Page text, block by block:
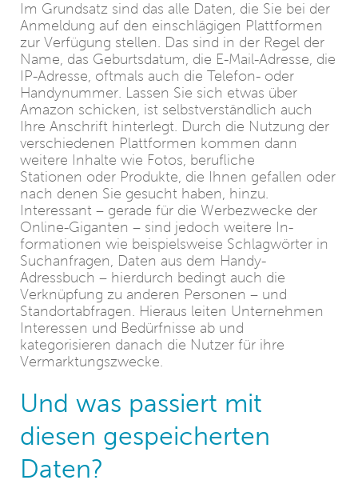
Im Grundsatz sind das alle Daten, die Sie bei der
Anmeldung auf den einschlägigen Plattformen
zur Verfügung stellen. Das sind in der Regel der
Name, das Geburtsdatum, die E-Mail-Adresse, die
IP-Adresse, oftmals auch die Telefon- oder
Handynummer. Lassen Sie sich etwas über
Amazon schicken, ist selbstverständlich auch
Ihre Anschrift hinterlegt. Durch die Nutzung der
verschiedenen Plattformen kommen dann
weitere Inhalte wie Fotos, berufliche
Stationen oder Produkte, die Ihnen gefallen oder
nach denen Sie gesucht haben, hinzu.
Interessant – gerade für die Werbezwecke der
Online-Giganten – sind jedoch weitere In-
formationen wie beispielsweise Schlagwörter in
Suchanfragen, Daten aus dem Handy-
Adressbuch – hierdurch bedingt auch die
Verknüpfung zu anderen Personen – und
Standortabfragen. Hieraus leiten Unternehmen
Interessen und Bedürfnisse ab und
kategorisieren danach die Nutzer für ihre
Vermarktungszwecke.
Und was passiert mit
diesen gespeicherten
Daten?